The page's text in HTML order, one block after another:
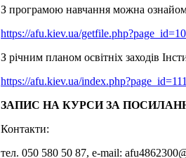
З програмою навчання можна
https://afu.kiev.ua/
З річним планом освітніх заходів
https://afu.kiev.ua/
ЗАПИС НА КУРСИ ЗА
Контакти:
тел. 050 580 50 87, е-mail: